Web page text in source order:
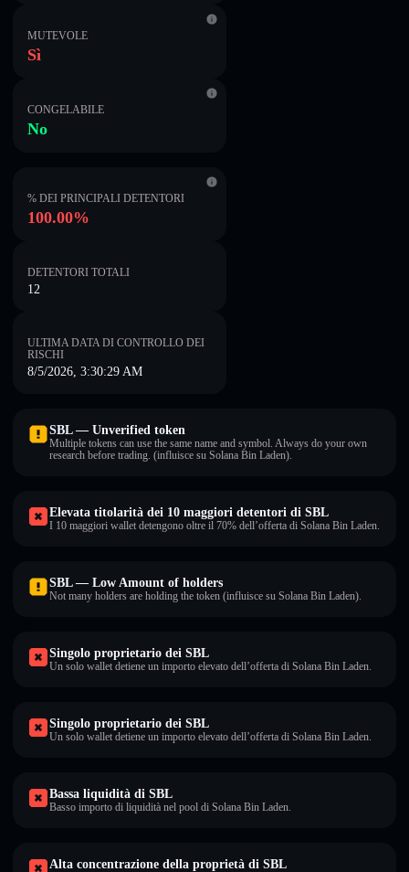
MUTEVOLE
Sì
CONGELABILE
No
% DEI PRINCIPALI DETENTORI
100.00%
DETENTORI TOTALI
12
ULTIMA DATA DI CONTROLLO DEI
RISCHI
8/5/2026, 3:30:29 AM
SBL — Unverified token
Multiple tokens can use the same name and symbol. Always do your own
research before trading. (influisce su Solana Bin Laden).
Elevata titolarità dei 10 maggiori detentori di SBL
I 10 maggiori wallet detengono oltre il 70% dell’offerta di Solana Bin Laden.
SBL — Low Amount of holders
Not many holders are holding the token (influisce su Solana Bin Laden).
Singolo proprietario dei SBL
Un solo wallet detiene un importo elevato dell’offerta di Solana Bin Laden.
Singolo proprietario dei SBL
Un solo wallet detiene un importo elevato dell’offerta di Solana Bin Laden.
Bassa liquidità di SBL
Basso importo di liquidità nel pool di Solana Bin Laden.
Alta concentrazione della proprietà di SBL